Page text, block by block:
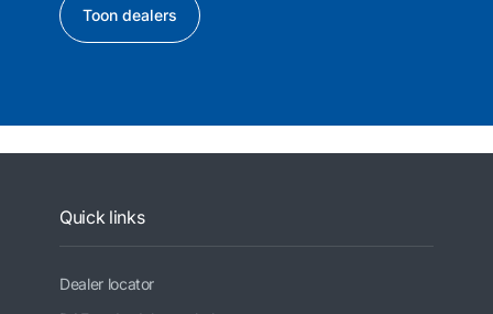
Toon dealers
Quick links
Dealer locator